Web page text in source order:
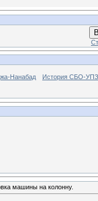
Нанабад История СБО-УПЗ
машины на колонну.